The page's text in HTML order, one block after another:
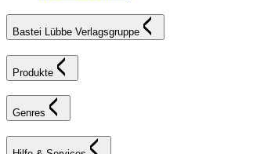
Bastei Lübbe Verlagsgruppe
Produkte
Genres